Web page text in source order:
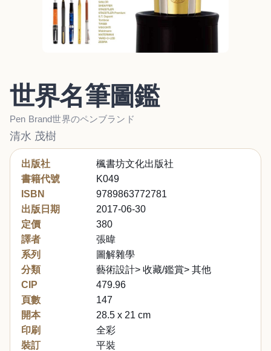
世界名筆圖鑑
Pen Brand世界のペンブランド
清水 茂樹
出版社
楓書坊文化出版社
書籍代號
K049
ISBN
9789863772781
出版日期
2017-06-30
定價
380
譯者
張暐
系列
圖解雜學
分類
藝術設計> 收藏/鑑賞> 其他
CIP
479.96
頁數
147
開本
28.5 x 21 cm
印刷
全彩
裝訂
平裝